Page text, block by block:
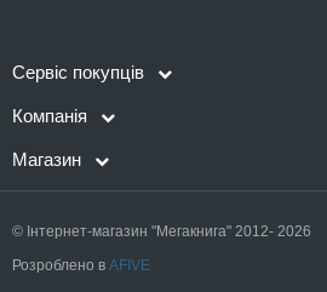
Сервіс покупців
Компанія
Магазин
© Інтернет-магазин "Мегакнига" 2012- 2026
Розроблено в AFIVE